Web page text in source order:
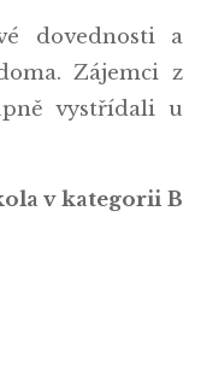
dovednosti a
Zájemci z
vystřídali u
v kategorii B